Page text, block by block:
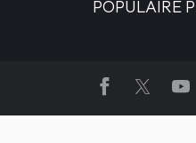
POPULAIRE